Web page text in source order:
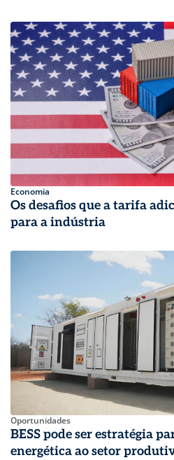
Economia
Os desafios que a tarifa
para a indústria
Oportunidades
BESS pode ser estratégia
energética ao setor